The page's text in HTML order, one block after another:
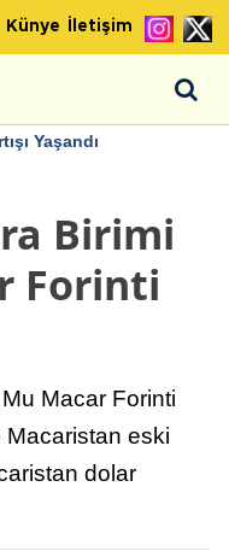
Künye İletişim
Yaşandı
Birimi
Forinti
Macar Forinti
Macaristan eski
dolar